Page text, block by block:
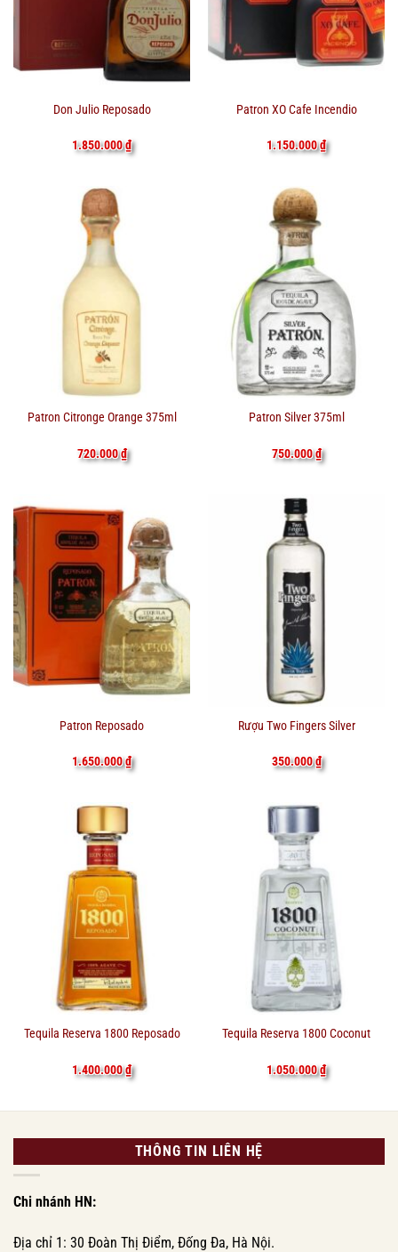
Don Julio Reposado
1.850.000₫
Patron XO Cafe Incendio
1.150.000₫
Patron Citronge Orange 375ml
720.000₫
Patron Silver 375ml
750.000₫
Patron Reposado
1.650.000₫
Rượu Two Fingers Silver
350.000₫
Tequila Reserva 1800 Reposado
1.400.000₫
Tequila Reserva 1800 Coconut
1.050.000₫
THÔNG TIN LIÊN HỆ
Chi nhánh HN:
Địa chỉ 1: 30 Đoàn Thị Điểm, Đống Đa, Hà Nội.